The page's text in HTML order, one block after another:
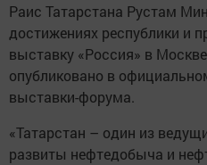
Раис Татарстана Рустам
достижениях республики и
выставку «Россия» в
опубликовано в
выставки-форума.
«Татарстан – один из
развиты нефтедобыча и